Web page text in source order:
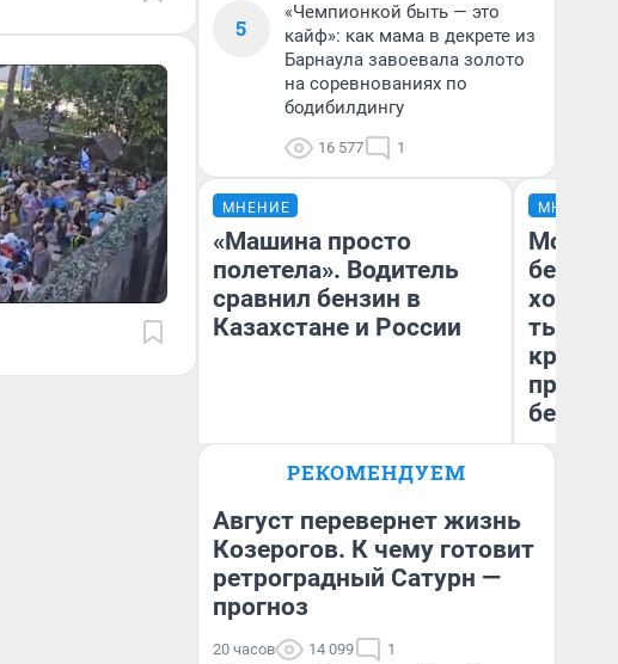
5
«Чемпионкой быть — это
кайф»: как мама в декрете из
Барнаула завоевала золото
на соревнованиях по
бодибилдингу
16 577 1
МНЕНИЕ
«Машина просто
полетела». Водитель
сравнил бензин в
Казахстане и России
Анатолий Кузнецов
МНЕНИЕ
Мой
хотела
тысяч,
РЕКОМЕНДУЕМ
Август перевернет жизнь
Козерогов. К чему готовит
ретроградный Сатурн —
прогноз
20 часов 14 099 1